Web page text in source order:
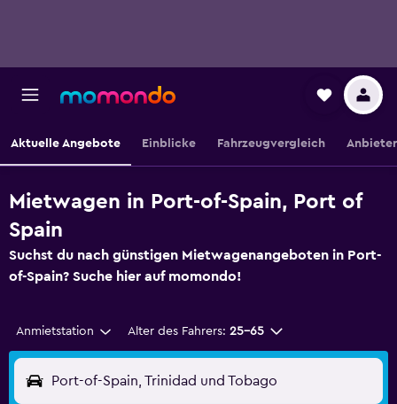
Aktuelle Angebote Einblicke Fahrzeugvergleich
Mietwagen in Port-of-Spain, Port of
Spain
Suchst du nach günstigen Mietwagenangeboten in Port-
of-Spain? Suche hier auf momondo!
Anmietstation Alter des Fahrers: 25-65
Port-of-Spain, Trinidad und Tobago